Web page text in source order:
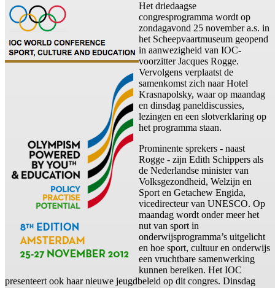
Het driedaagse
congresprogramma wordt op
zondagavond 25 november a.s. in
het Scheepvaartmuseum geopend
in aanwezigheid van IOC-
voorzitter Jacques Rogge.
Vervolgens verplaatst de
samenkomst zich naar Hotel
Krasnapolsky, waar op maandag
en dinsdag paneldiscussies,
lezingen en een slotverklaring op
het programma staan.
Prominente sprekers - naast
Rogge - zijn Edith Schippers als
de Nederlandse minister van
Volksgezondheid, Welzijn en
Sport en Getachew Engida,
vicedirecteur van UNESCO. Op
maandag wordt onder meer het
nut van sport in
onderwijsprogramma’s uitgelicht
en hoe sport, cultuur en onderwijs
een vruchtbare samenwerking
kunnen bereiken. Het IOC
presenteert ook haar nieuwe jeugdbeleid op dit congres. Dinsdag